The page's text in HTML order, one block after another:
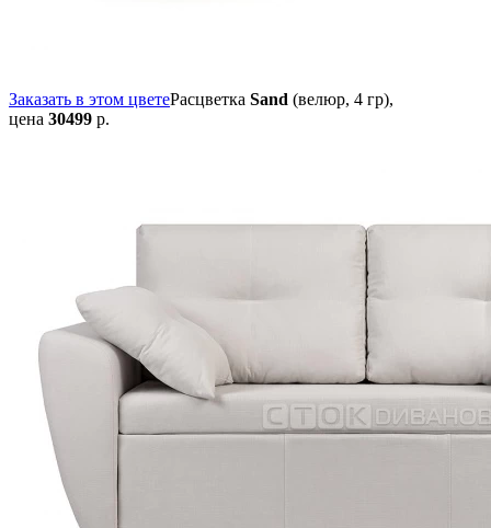
Заказать в этом цветеРасцветка Sand (велюр, 4 гр),
цена 30499 р.